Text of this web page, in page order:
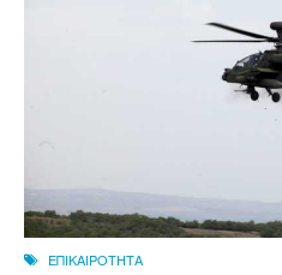
ΕΠΙΚΑΙΡΟΤΗΤΑ